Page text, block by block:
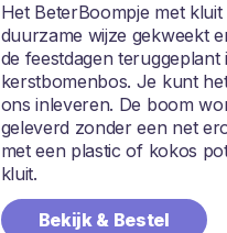
Het BeterBoompje met
duurzame wijze gekweekt
de feestdagen teruggeplant
kerstbomenbos. Je kunt
ons inleveren. De boom
geleverd zonder een net
met een plastic of kokos
kluit.
Bekijk & Bestel